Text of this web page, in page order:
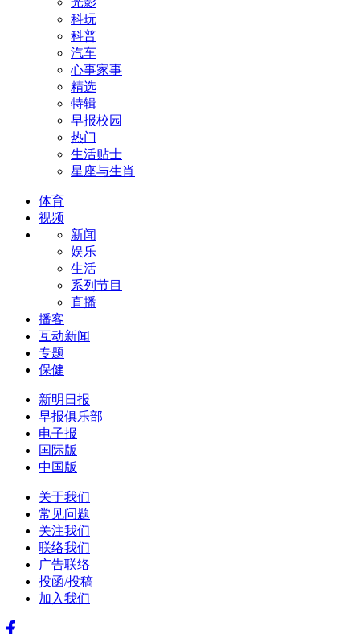
科玩
科普
汽车
心事家事
精选
特辑
早报校园
热门
生活贴士
星座与生肖
体育
视频
新闻
娱乐
生活
系列节目
直播
播客
互动新闻
专题
保健
新明日报
早报俱乐部
电子报
国际版
中国版
关于我们
常见问题
关注我们
联络我们
广告联络
投函/投稿
加入我们